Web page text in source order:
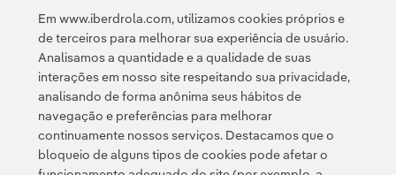
Contato Clientes Política de Privacidade Informação legal
Transparência no uso da IA Política de cookies Configuração de cookies
Em www.iberdrola.com, utilizamos cookies próprios e
de terceiros para melhorar sua experiência de usuário.
Analisamos a quantidade e a qualidade de suas
interações em nosso site respeitando sua privacidade,
analisando de forma anônima seus hábitos de
navegação e preferências para melhorar
continuamente nossos serviços. Destacamos que o
bloqueio de alguns tipos de cookies pode afetar o